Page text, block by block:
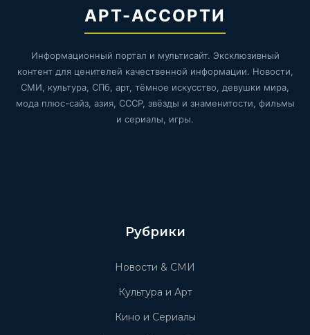
АРТ-АССОРТИ
Информационный портал и мультисайт. Эксклюзивный
контент для ценителей качественной информации. Новости,
СМИ, культура, СПб, арт, тёмное искусство, девушки мира,
мода плюс-сайз, азия, СССР, звёзды и знаменитости, фильмы
и сериалы, игры.
Рубрики
Новости & СМИ
Культура и Арт
Кино и Сериалы